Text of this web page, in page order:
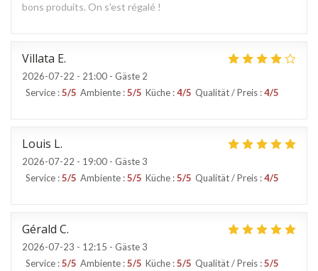
bons produits. On s'est régalé !
Villata E
2026-07-22 - 21:00 - Gäste 2
Service :5/5 Ambiente :5/5 Küche :4/5 Qualität / Preis :4/5
Louis L
2026-07-22 - 19:00 - Gäste 3
Service :5/5 Ambiente :5/5 Küche :5/5 Qualität / Preis :4/5
Gérald C
2026-07-23 - 12:15 - Gäste 3
Service :5/5 Ambiente :5/5 Küche :5/5 Qualität / Preis :5/5